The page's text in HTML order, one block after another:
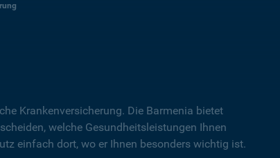
Kranken­versicherung. Die Barmenia bietet
welche Gesundheitsleistungen Ihnen
einfach dort, wo er Ihnen besonders wichtig ist.